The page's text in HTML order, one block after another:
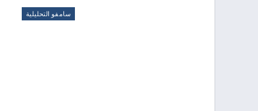
سامفو التحليلية